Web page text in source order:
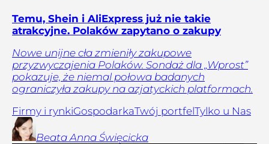
Temu, Shein i AliExpress już nie takie
atrakcyjne. Polaków zapytano o zakupy
Nowe unijne cła zmieniły zakupowe
przyzwyczajenia Polaków. Sondaż dla „Wprost”
pokazuje, że niemal połowa badanych
ograniczyła zakupy na azjatyckich platformach.
Firmy i rynkiGospodarkaTwój portfelTylko u Nas
Beata Anna Święcicka